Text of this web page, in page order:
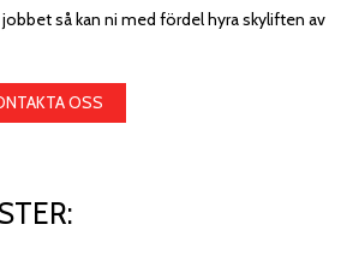
jobbet så kan ni med fördel hyra skyliften av
OSS